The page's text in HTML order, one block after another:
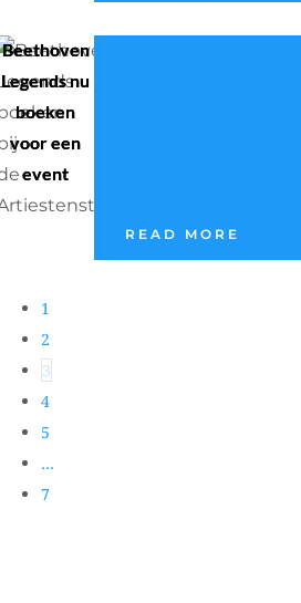
Beethoven
Legends nu
boeken
voor een
event
READ MORE
1
2
3
4
5
…
7